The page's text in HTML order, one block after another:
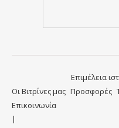
Επιμέλεια
Οι Βιτρίνες μας Προσφορές
Επικοινωνία